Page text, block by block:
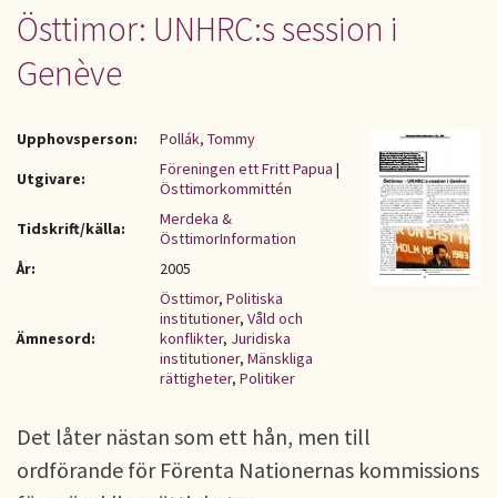
Östtimor: UNHRC:s session i
Genève
Upphovsperson:
Pollák, Tommy
Utgivare:
Föreningen ett Fritt Papua |
Östtimorkommittén
Tidskrift/källa:
Merdeka &
ÖsttimorInformation
År:
2005
Ämnesord:
Östtimor, Politiska
institutioner, Våld och
konflikter, Juridiska
institutioner, Mänskliga
rättigheter, Politiker
Det låter nästan som ett hån, men till
ordförande för Förenta Nationernas kommissions